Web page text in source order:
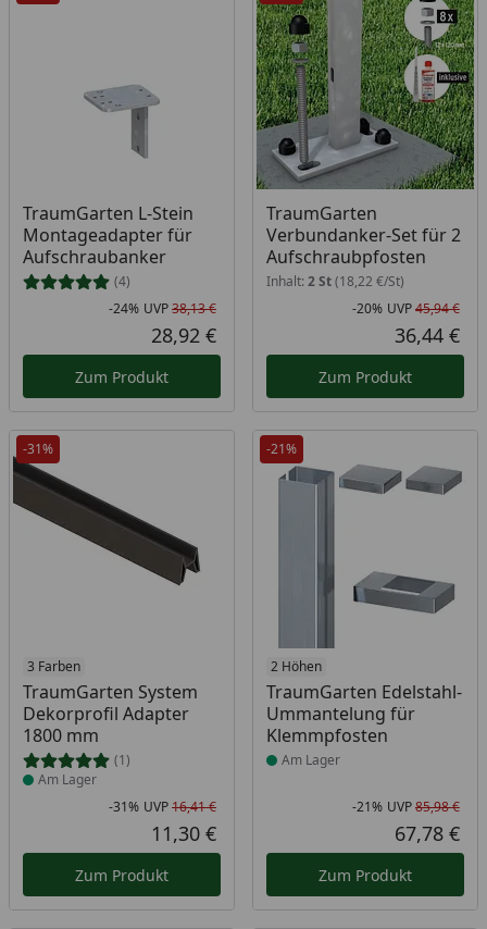
TraumGarten L-Stein
Montageadapter für
Aufschraubanker
(4)
Rabatt in Prozent
-24%
Ursprünglicher Preis
UVP38,13 €
Aktueller Preis
28,92 €
Zum Produkt
TraumGarten
Verbundanker-Set für 2
Aufschraubpfosten
Inhalt: 2 St(18,22 €/St)
-20% UVP45,94 €
36,44 €
Zum Produkt
-31%
3 Farben
TraumGarten System
Dekorprofil Adapter
1800 mm
(1)
Produkt am Lager
Am Lager
Rabatt in Prozent
-31%
Ursprünglicher Preis
UVP16,41 €
Aktueller Preis
11,30 €
Zum Produkt
-21%
2 Höhen
TraumGarten Edelstahl-
Ummantelung für
Klemmpfosten
Produkt am Lager
Am Lager
-21% UVP85,98 €
67,78 €
Zum Produkt